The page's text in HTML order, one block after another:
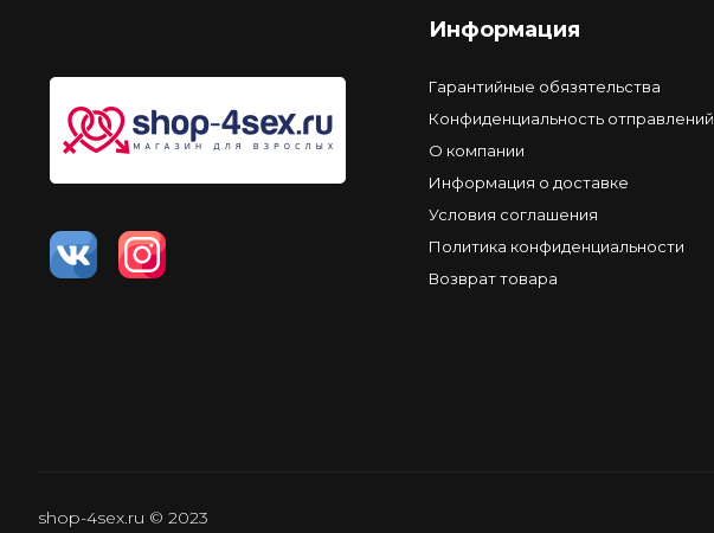
Информация
Гарантийные обязятельства
Конфиденциальность отправлений
О компании
Информация о доставке
Условия соглашения
Политика конфиденциальности
Возврат товара
shop-4sex.ru © 2023